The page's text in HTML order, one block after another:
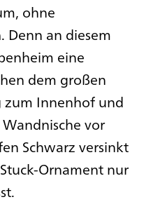
ohne
Denn an diesem
eine
dem großen
zum Innenhof und
vor
Schwarz versinkt
Ornament nur